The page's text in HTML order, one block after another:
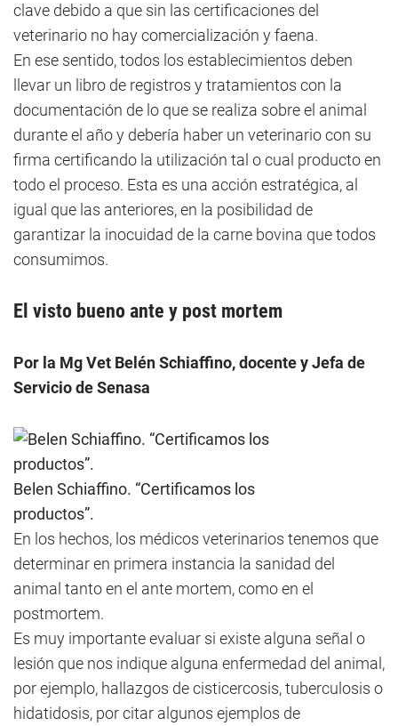
clave debido a que sin las certificaciones del
veterinario no hay comercialización y faena.
En ese sentido, todos los establecimientos deben
llevar un libro de registros y tratamientos con la
documentación de lo que se realiza sobre el animal
durante el año y debería haber un veterinario con su
firma certificando la utilización tal o cual producto en
todo el proceso. Esta es una acción estratégica, al
igual que las anteriores, en la posibilidad de
garantizar la inocuidad de la carne bovina que todos
consumimos.
El visto bueno ante y post mortem
Por la Mg Vet Belén Schiaffino, docente y Jefa de
Servicio de Senasa
Belen Schiaffino. “Certificamos los
productos”.
En los hechos, los médicos veterinarios tenemos que
determinar en primera instancia la sanidad del
animal tanto en el ante mortem, como en el
postmortem.
Es muy importante evaluar si existe alguna señal o
lesión que nos indique alguna enfermedad del animal,
por ejemplo, hallazgos de cisticercosis, tuberculosis o
hidatidosis, por citar algunos ejemplos de